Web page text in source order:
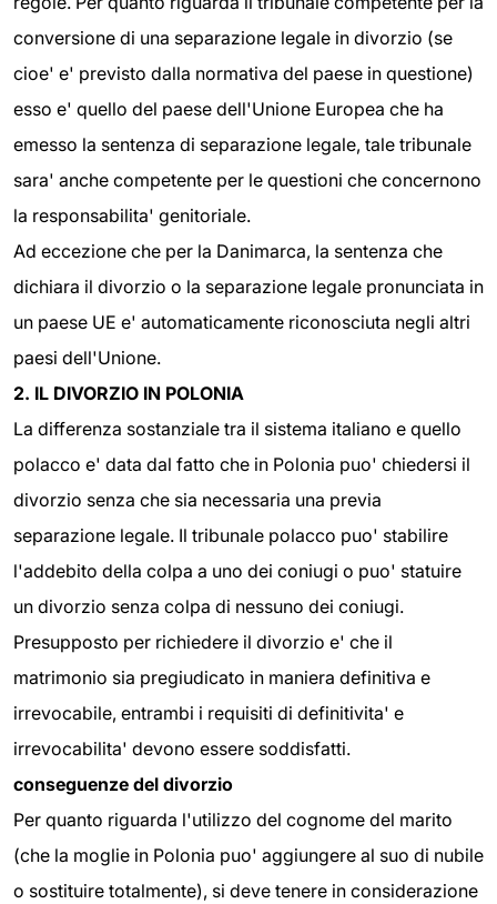
conversione di una separazione legale in divorzio (se
cioe' e' previsto dalla normativa del paese in questione)
esso e' quello del paese dell'Unione Europea che ha
emesso la sentenza di separazione legale, tale tribunale
sara' anche competente per le questioni che concernono
la responsabilita' genitoriale.
Ad eccezione che per la Danimarca, la sentenza che
dichiara il divorzio o la separazione legale pronunciata in
un paese UE e' automaticamente riconosciuta negli altri
paesi dell'Unione.
2. IL DIVORZIO IN POLONIA
La differenza sostanziale tra il sistema italiano e quello
polacco e' data dal fatto che in Polonia puo' chiedersi il
divorzio senza che sia necessaria una previa
separazione legale. Il tribunale polacco puo' stabilire
l'addebito della colpa a uno dei coniugi o puo' statuire
un divorzio senza colpa di nessuno dei coniugi.
Presupposto per richiedere il divorzio e' che il
matrimonio sia pregiudicato in maniera definitiva e
irrevocabile, entrambi i requisiti di definitivita' e
irrevocabilita' devono essere soddisfatti.
conseguenze del divorzio
Per quanto riguarda l'utilizzo del cognome del marito
(che la moglie in Polonia puo' aggiungere al suo di nubile
o sostituire totalmente), si deve tenere in considerazione